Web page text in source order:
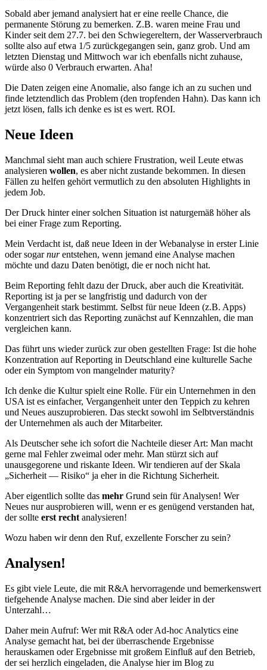
Sobald aber jemand analysiert hat er eine reelle Chance, die
permanente Störung zu bemerken. Z.B. waren meine Frau und
Kinder seit dem 27.7. bei den Schwiegereltern, der Wasserverbrauch
sollte also auf etwa 1/5 zurückgegangen sein, ganz grob. Und am
letzten Dienstag und Mittwoch war ich ebenfalls nicht zuhause,
würde also 0 Verbrauch erwarten. Aha!
Die Daten zeigen eine Anomalie, also fange ich an zu suchen und
finde letztendlich das Problem (den tropfenden Hahn). Das kann ich
jetzt lösen, falls ich denke es ist es wert. ROI.
Neue Ideen
Manchmal sieht man auch schiere Frustration, weil Leute etwas
analysieren wollen, es aber nicht zustande bekommen. In diesen
Fällen zu helfen gehört vermutlich zu den absoluten Highlights in
jedem Job.
Der Druck hinter einer solchen Situation ist naturgemäß höher als
bei einer Frage zum Reporting.
Mein Verdacht ist, daß neue Ideen in der Webanalyse in erster Linie
oder sogarnurentstehen, wenn jemand eine Analyse machen
möchte und dazu Daten benötigt, die er noch nicht hat.
Beim Reporting fehlt dazu der Druck, aber auch die Kreativität.
Reporting ist ja per se langfristig und dadurch von der
Vergangenheit stark bestimmt. Selbst für neue Ideen (z.B. Apps)
konzentriert sich das Reporting zunächst auf Kennzahlen, die man
vergleichen kann.
Das führt uns wieder zurück zur oben gestellten Frage: Ist die hohe
Konzentration auf Reporting in Deutschland eine kulturelle Sache
oder ein Symptom von mangelnder maturity?
Ich denke die Kultur spielt eine Rolle. Für ein Unternehmen in den
USA ist es einfacher, Vergangenheit unter den Teppich zu kehren
und Neues auszuprobieren. Das steckt sowohl im Selbtverständnis
der Unternehmen als auch der Mitarbeiter.
Als Deutscher sehe ich sofort die Nachteile dieser Art: Man macht
gerne mal Fehler zweimal oder mehr. Man stürzt sich auf
unausgegorene und riskante Ideen. Wir tendieren auf der Skala
„Sicherheit — Risiko“ ja eher in die Richtung Sicherheit.
Aber eigentlich sollte das mehr Grund sein für Analysen! Wer
Neues nur ausprobieren will, wenn er es genügend verstanden hat,
der sollte erst recht analysieren!
Wozu haben wir denn den Ruf, exzellente Forscher zu sein?
Analysen!
Es gibt viele Leute, die mit R&A hervorragende und bemerkenswert
tiefgehende Analyse machen. Die sind aber leider in der
Unterzahl…
Daher mein Aufruf: Wer mit R&A oder Ad-hoc Analytics eine
Analyse gemacht hat, bei der überraschende Ergebnisse
herauskamen oder Ergebnisse mit großem Einfluß auf den Betrieb,
der sei herzlich eingeladen, die Analyse hier im Blog zu